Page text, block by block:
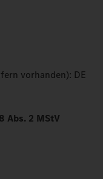
vorhanden): DE
Abs. 2 MStV